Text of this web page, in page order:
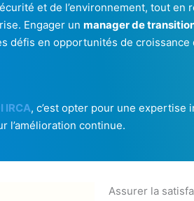
et de l’environnement, tout en
Engager un manager de
défis en opportunités de croissance
IRCA, c’est opter pour une expertise
l’amélioration continue.
Assurer la